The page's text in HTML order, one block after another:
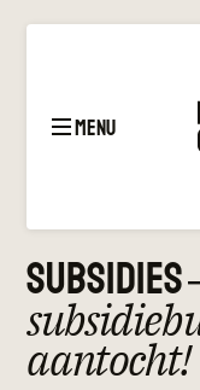
menu
Subsidies
aantocht!